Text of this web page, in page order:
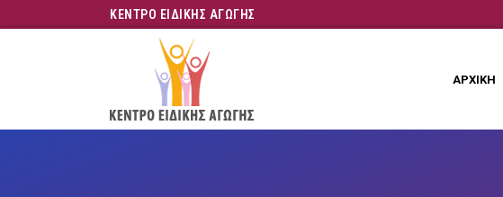
ΚΕΝΤΡΟ ΕΙΔΙΚΗΣ ΑΓΩΓΗΣ
ΑΡΧΙΚΗ